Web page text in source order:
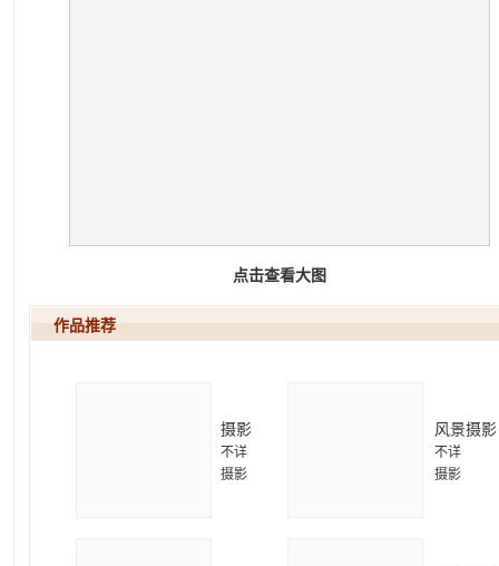
点击查看大图
作品推荐
摄影
不详
摄影
风景摄影
不详
摄影